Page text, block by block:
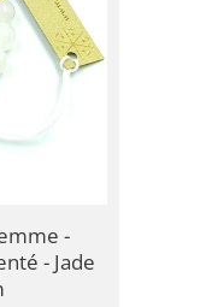
-
- Jade